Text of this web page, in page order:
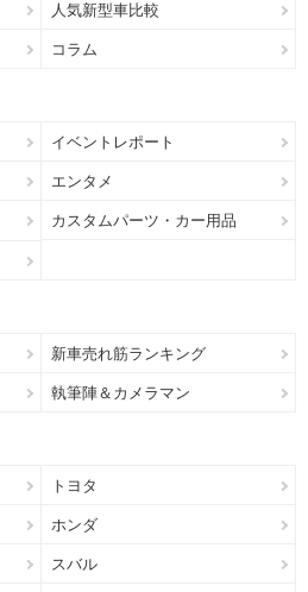
人気新型車比較
コラム
イベントレポート
エンタメ
カスタムパーツ・カー用品
新車売れ筋ランキング
執筆陣＆カメラマン
トヨタ
ホンダ
スバル